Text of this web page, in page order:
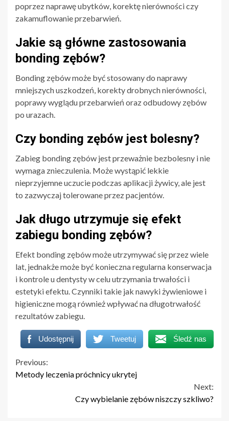
poprzez naprawę ubytków, korektę nierówności czy
zakamuflowanie przebarwień.
Jakie są główne zastosowania
bonding zębów?
Bonding zębów może być stosowany do naprawy
mniejszych uszkodzeń, korekty drobnych nierówności,
poprawy wyglądu przebarwień oraz odbudowy zębów
po urazach.
Czy bonding zębów jest bolesny?
Zabieg bonding zębów jest przeważnie bezbolesny i nie
wymaga znieczulenia. Może wystąpić lekkie
nieprzyjemne uczucie podczas aplikacji żywicy, ale jest
to zazwyczaj tolerowane przez pacjentów.
Jak długo utrzymuje się efekt
zabiegu bonding zębów?
Efekt bonding zębów może utrzymywać się przez wiele
lat, jednakże może być konieczna regularna konserwacja
i kontrole u dentysty w celu utrzymania trwałości i
estetyki efektu. Czynniki takie jak nawyki żywieniowe i
higieniczne mogą również wpływać na długotrwałość
rezultatów zabiegu.
Udostępnij Tweetuj Śledź nas
Continue
Reading
Previous:
Metody leczenia próchnicy ukrytej
Next:
Czy wybielanie zębów niszczy szkliwo?